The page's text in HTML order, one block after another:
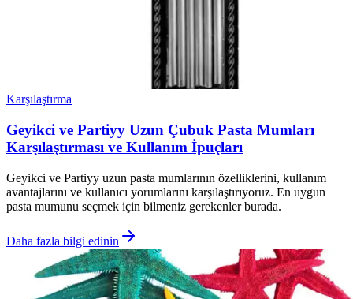
Karşılaştırma
Geyikci ve Partiyy Uzun Çubuk Pasta Mumları
Karşılaştırması ve Kullanım İpuçları
Geyikci ve Partiyy uzun pasta mumlarının özelliklerini, kullanım
avantajlarını ve kullanıcı yorumlarını karşılaştırıyoruz. En uygun
pasta mumunu seçmek için bilmeniz gerekenler burada.
Daha fazla bilgi edinin